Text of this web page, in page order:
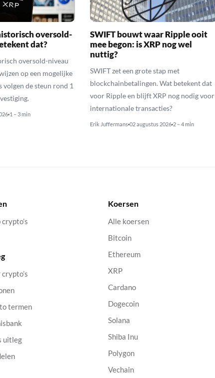
oversold-
dat?
oversold-niveau
op een mogelijke
volgen de steun rond 1
1 – 3 min
SWIFT bouwt waar Ripple ooit
mee begon: is XRP nog wel
nuttig?
SWIFT zet een grote stap met
blockchainbetalingen. Wat betekent dat
voor Ripple en blijft XRP nog nodig voor
internationale transacties?
Erik Juffermans 02 augustus 2026 2 – 4 min
crypto’s
termen
uitleg
Koersen
Alle koersen
Bitcoin
Ethereum
XRP
Cardano
Dogecoin
Solana
Shiba Inu
Polygon
Vechain